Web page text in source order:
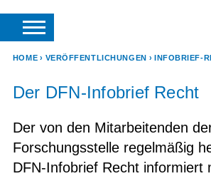
SUCHE ANFRAGEN & KONTAKT
HOME VERÖFFENTLICHUNGEN INFOBRIEF-
Der DFN-Infobrief Recht
Der von den Mitarbeitenden
Forschungsstelle regelmäßig
DFN-Infobrief Recht informiert